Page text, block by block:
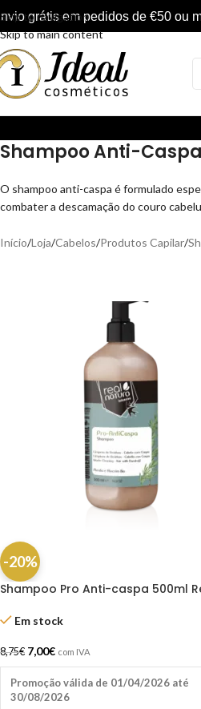
Skip to navigation
Skip to main content
grátis em pedidos de €50 ou
Shampoo Anti-
O shampoo anti-caspa é formulado
combater a descamação do couro
Início/Loja/Cabelos/Produtos Capilar/
-20%
Shampoo Pro Anti-caspa 500ml
Em stock
8,75€ 7,00€ com IVA
Promoção válida de 01/04/2026 até
30/08/2026